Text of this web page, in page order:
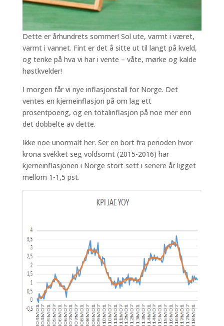
Dette er århundrets sommer! Sol ute, varmt i været,
varmt i vannet. Fint er det å sitte ut til langt på kveld,
og tenke på hva vi har i vente – våte, mørke og kalde
høstkvelder!
I morgen får vi nye inflasjonstall for Norge. Det
ventes en kjerneinflasjon på om lag ett
prosentpoeng, og en totalinflasjon på noe mer enn
det dobbelte av dette.
Ikke noe unormalt her. Ser en bort fra perioden hvor
krona svekket seg voldsomt (2015-2016) har
kjerneinflasjonen i Norge stort sett i senere år ligget
mellom 1-1,5 pst.